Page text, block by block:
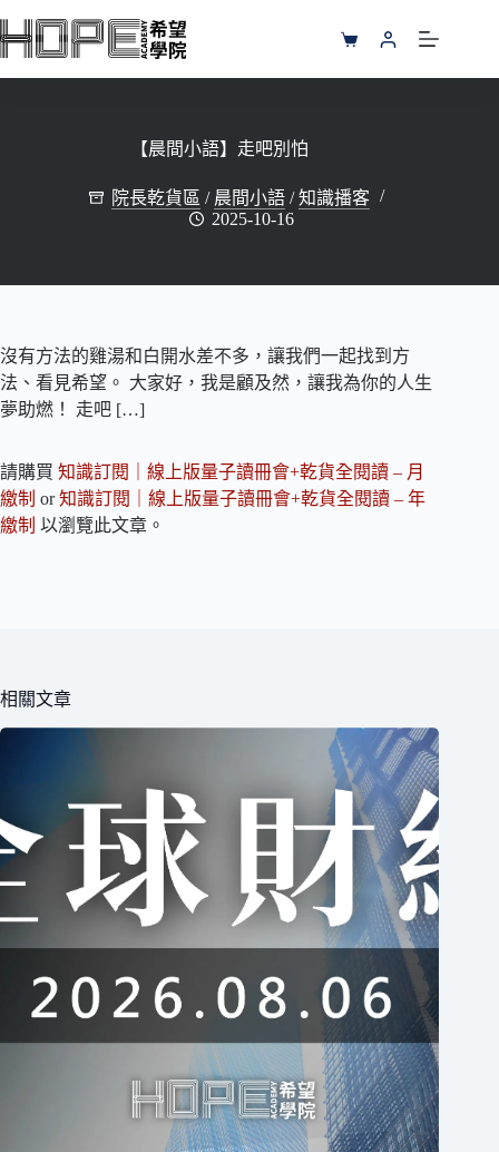
至
購
物
【晨間小語】走吧別怕
院長乾貨區 / 晨間小語 /知識播客
2025-10-16
沒有方法的雞湯和白開水差不多，讓我們一起找到方
法、看見希望。 大家好，我是顧及然，讓我為你的人生
夢助燃！ 走吧 […]
請購買 知識訂閱｜線上版量子讀冊會+乾貨全閱讀 – 月
繳制 or知識訂閱｜線上版量子讀冊會+乾貨全閱讀 – 年
繳制 以瀏覽此文章。
相關文章